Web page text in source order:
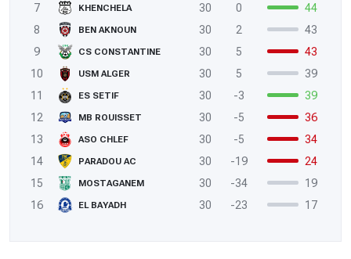
7
KHENCHELA 30 0
44
8
BEN AKNOUN 30 2
43
9
CS CONSTANTINE 30 5
43
10
USM ALGER 30 5
39
11
ES SETIF 30 -3
39
12
MB ROUISSET 30 -5
36
13
ASO CHLEF 30 -5
34
14
PARADOU AC 30 -19
24
15
MOSTAGANEM 30 -34
19
16
EL BAYADH 30 -23 17